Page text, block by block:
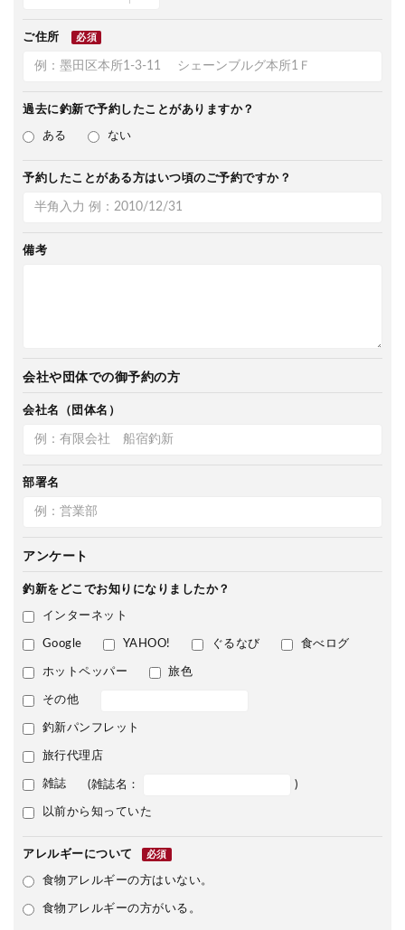
ご住所 必須
過去に釣新で予約したことがありますか？
ある ない
予約したことがある方はいつ頃のご予約ですか？
備考
会社や団体での御予約の方
会社名（団体名）
部署名
アンケート
釣新をどこでお知りになりましたか？
インターネット
Google YAHOO! ぐるなび 食べログ
ホットペッパー 旅色
その他
釣新パンフレット
旅行代理店
雑誌 (雑誌名： )
以前から知っていた
アレルギーについて 必須
食物アレルギーの方はいない。
食物アレルギーの方がいる。